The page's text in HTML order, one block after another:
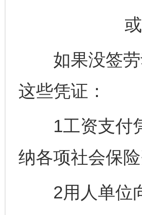
如果没签劳
这些凭证：
1工资支付凭
纳各项社会保
2用人单位向